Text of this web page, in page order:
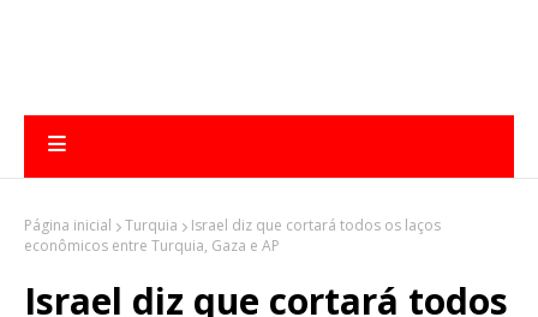
Página inicial Turquia
Israel diz que cortará todos os laços
econômicos entre Turquia, Gaza e AP
Israel diz que cortará todos